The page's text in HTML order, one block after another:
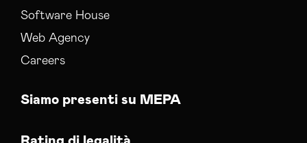
Software House
Web Agency
Careers
Siamo presenti su MEPA